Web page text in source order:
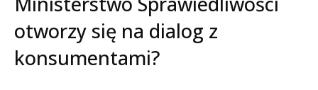
otworzy się na dialog z
konsumentami?